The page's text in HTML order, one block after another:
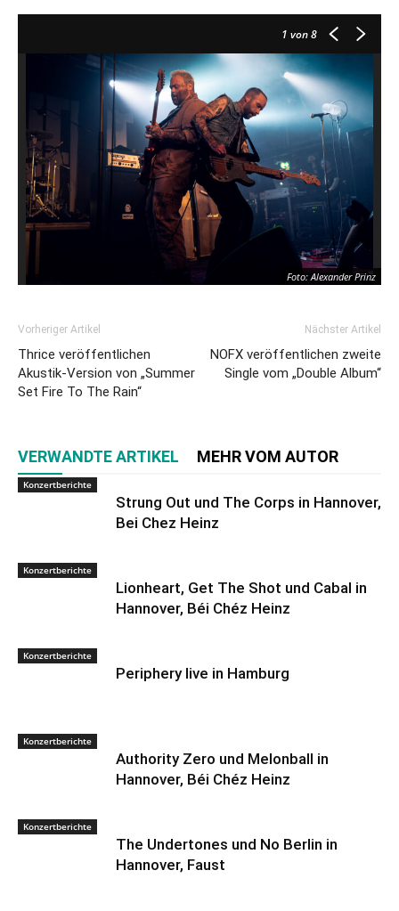
1 von 8
Foto: Alexander Prinz
Vorheriger Artikel
Thrice veröffentlichen
Akustik-Version von „Summer
Set Fire To The Rain“
Nächster Artikel
NOFX veröffentlichen zweite
Single vom „Double Album“
VERWANDTE ARTIKEL MEHR VOM AUTOR
Konzertberichte
Strung Out und The Corps in Hannover,
Bei Chez Heinz
Konzertberichte
Lionheart, Get The Shot und Cabal in
Hannover, Béi Chéz Heinz
Konzertberichte
Periphery live in Hamburg
Konzertberichte
Authority Zero und Melonball in
Hannover, Béi Chéz Heinz
Konzertberichte
The Undertones und No Berlin in
Hannover, Faust